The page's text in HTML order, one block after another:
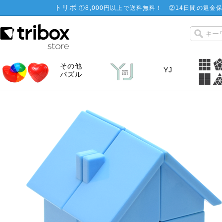
トリボ ①8,000円以上で送料無料！ ②14日間の返金
その他
パズル
YJ